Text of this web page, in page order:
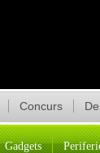
Concurs
Gadgets